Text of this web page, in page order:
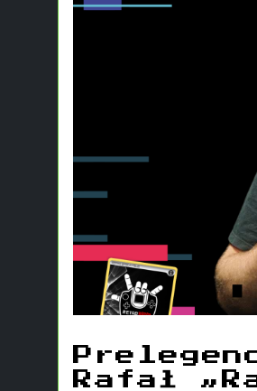
Rafał